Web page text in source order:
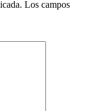
Los campos